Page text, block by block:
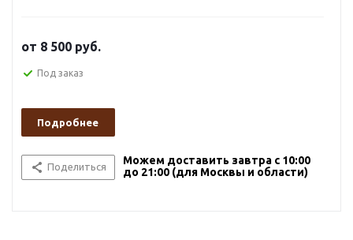
от 8 500 руб.
Под заказ
Подробнее
Поделиться
Можем доставить завтра с 10:00
до 21:00 (для Москвы и области)